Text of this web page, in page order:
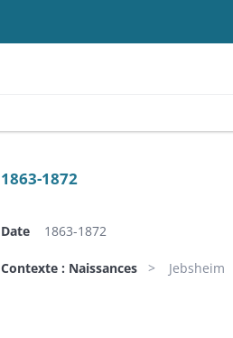
1863-1872
Date 1863-1872
Contexte : Naissances Jebsheim